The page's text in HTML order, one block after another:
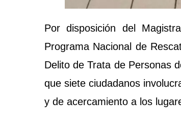
Por disposición del
Programa Nacional de
Delito de Trata de Personas
que siete ciudadanos
y de acercamiento a los